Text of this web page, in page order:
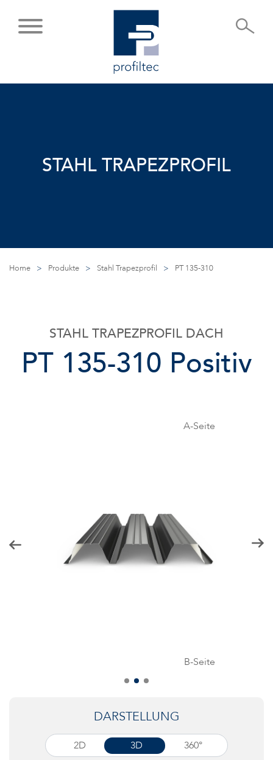
STAHL TRAPEZPROFIL
Home > Produkte > Stahl Trapezprofil > PT 135-310
PT 135-310 Positiv
STAHL TRAPEZPROFIL DACH
A-Seite
B-Seite
DARSTELLUNG
2D 3D 360°